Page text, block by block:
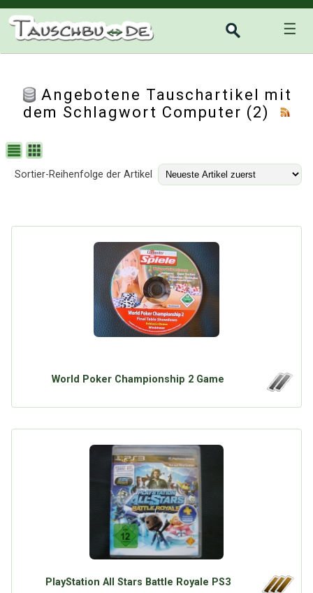
☰
Angebotene Tauschartikel mit
dem Schlagwort Computer (2)
Sortier-Reihenfolge der Artikel
World Poker Championship 2 Game
PlayStation All Stars Battle Royale PS3